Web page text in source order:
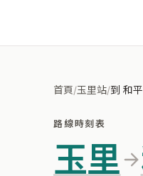
首頁/玉里站/到 和平
路線時刻表
玉里